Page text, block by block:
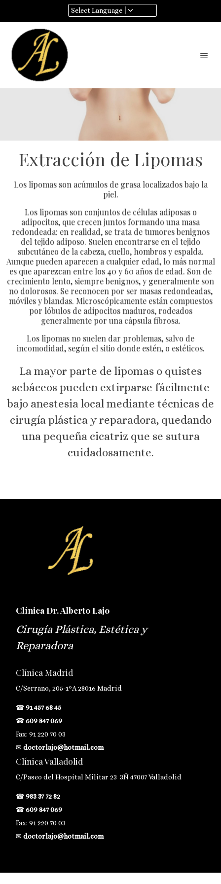
Select Language
Extracción de Lipomas
Los lipomas son acúmulos de grasa localizados bajo la
piel.
Los lipomas son conjuntos de células adiposas o
adipocitos, que crecen juntos formando una masa
redondeada: en realidad, se trata de tumores benignos
del tejido adiposo. Suelen encontrarse en el tejido
subcutáneo de la cabeza, cuello, hombros y espalda.
Aunque pueden aparecen a cualquier edad, lo más normal
es que aparezcan entre los 40 y 60 años de edad. Son de
crecimiento lento, siempre benignos, y generalmente son
no dolorosos. Se reconocen por ser masas redondeadas,
móviles y blandas. Microscópicamente están compuestos
por lóbulos de adipocitos maduros, rodeados
generalmente por una cápsula fibrosa.
Los lipomas no suelen dar problemas, salvo de
incomodidad, según el sitio donde estén, o estéticos.
La mayor parte de lipomas o quistes
sebáceos pueden extirparse fácilmente
bajo anestesia local mediante técnicas de
cirugía plástica y reparadora, quedando
una pequeña cicatriz que se sutura
cuidadosamente.
Clínica Dr. Alberto Lajo
Cirugía Plástica, Estética y
Reparadora
Clínica Madrid
C/Serrano, 205-1ºA 28016 Madrid
☎91 457 68 45
☎609 847 069
Fax: 91 220 70 03
✉ doctorlajo@hotmail.com
Clínica Valladolid
C/Paseo del Hospital Militar 23 3Ñ 47007 Valladolid
☎983 37 72 82
☎609 847 069
Fax: 91 220 70 03
✉ doctorlajo@hotmail.com